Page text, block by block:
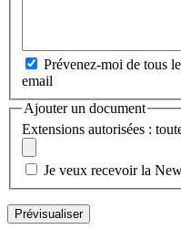
Prévenez-moi de tous
email
Ajouter un document
Extensions autorisées :
Je veux recevoir la